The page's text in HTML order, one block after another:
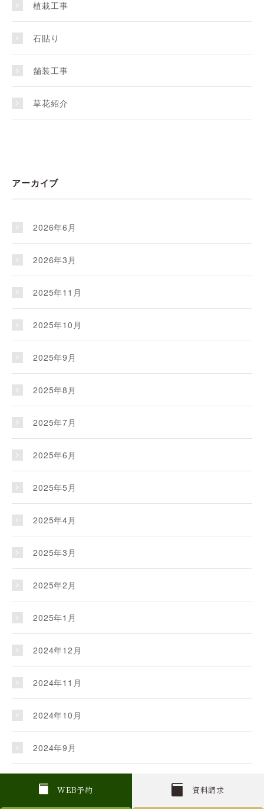
W EB予約 資料請求
植栽工事
石貼り
舗装工事
草花紹介
アーカイブ
2026年6月
2026年3月
2025年11月
2025年10月
2025年9月
2025年8月
2025年7月
2025年6月
2025年5月
2025年4月
2025年3月
2025年2月
2025年1月
2024年12月
2024年11月
2024年10月
2024年9月